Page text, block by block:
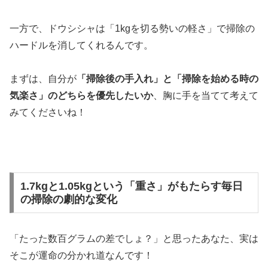
一方で、ドウシシャは「1kgを切る勢いの軽さ」で掃除の
ハードルを消してくれるんです。
まずは、自分が 「掃除後の手入れ」と「掃除を始める時の
気楽さ」のどちらを優先したいか、胸に手を当てて考えて
みてくださいね！
1.7kgと1.05kgという「重さ」がもたらす毎日
の掃除の劇的な変化
「たった数百グラムの差でしょ？」と思ったあなた、実は
そこが運命の分かれ道なんです！